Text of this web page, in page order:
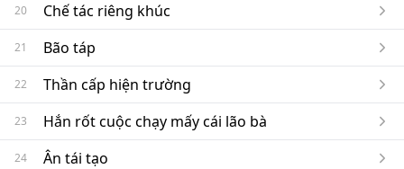
20 Chế tác riêng khúc
21 Bão táp
22 Thần cấp hiện trường
23 Hắn rốt cuộc chạy mấy cái lão bà
24 Ân tái tạo